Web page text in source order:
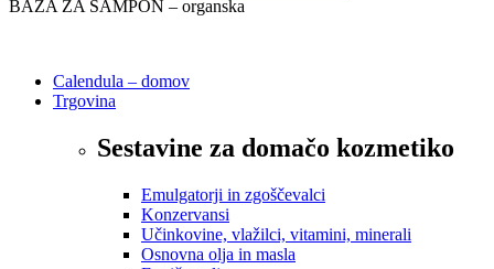
BAZA ZA ŠAMPON – organska
Calendula – domov
Trgovina
Sestavine za domačo kozmetiko
Emulgatorji in zgoščevalci
Konzervansi
Učinkovine, vlažilci, vitamini, minerali
Osnovna olja in masla